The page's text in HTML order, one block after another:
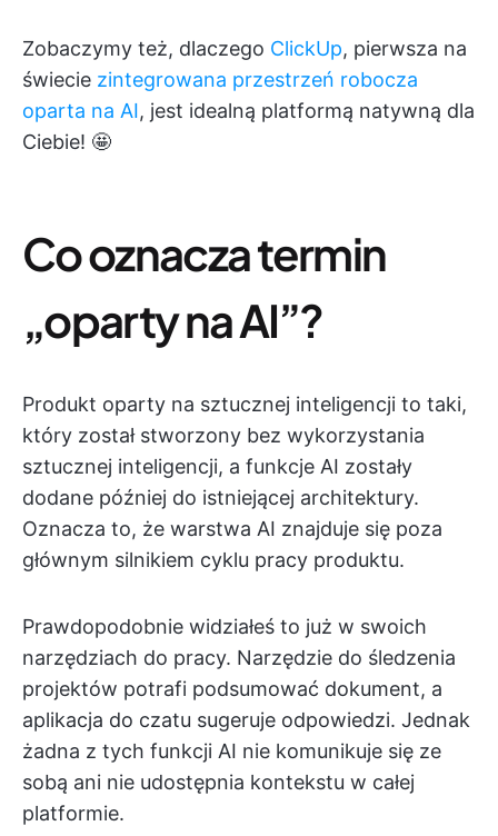
Zobaczymy też, dlaczego ClickUp, pierwsza na
świecie zintegrowana przestrzeń robocza
oparta na AI, jest idealną platformą natywną dla
Ciebie! 🤩
Co oznacza termin
„oparty na AI”?
Produkt oparty na sztucznej inteligencji to taki,
który został stworzony bez wykorzystania
sztucznej inteligencji, a funkcje AI zostały
dodane później do istniejącej architektury.
Oznacza to, że warstwa AI znajduje się poza
głównym silnikiem cyklu pracy produktu.
Prawdopodobnie widziałeś to już w swoich
narzędziach do pracy. Narzędzie do śledzenia
projektów potrafi podsumować dokument, a
aplikacja do czatu sugeruje odpowiedzi. Jednak
żadna z tych funkcji AI nie komunikuje się ze
sobą ani nie udostępnia kontekstu w całej
platformie.